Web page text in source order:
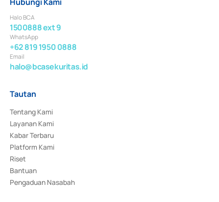
Halo BCA
1500888 ext 9
WhatsApp
+62 819 1950 0888
Email
halo@bcasekuritas.id
Tautan
Tentang Kami
Layanan Kami
Kabar Terbaru
Platform Kami
Riset
Bantuan
Pengaduan Nasabah